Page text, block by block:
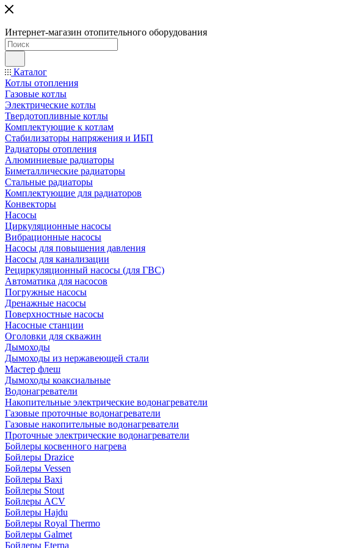
Интернет-магазин отопительного оборудования
Каталог
Котлы отопления
Газовые котлы
Электрические котлы
Твердотопливные котлы
Комплектующие к котлам
Стабилизаторы напряжения и ИБП
Радиаторы отопления
Алюминиевые радиаторы
Биметаллические радиаторы
Стальные радиаторы
Комплектующие для радиаторов
Конвекторы
Насосы
Циркуляционные насосы
Вибрационные насосы
Насосы для повышения давления
Насосы для канализации
Рециркуляционный насосы (для ГВС)
Автоматика для насосов
Погружные насосы
Дренажные насосы
Поверхностные насосы
Насосные станции
Оголовки для скважин
Дымоходы
Дымоходы из нержавеющей стали
Мастер флеш
Дымоходы коаксиальные
Водонагреватели
Накопительные электрические водонагреватели
Газовые проточные водонагреватели
Газовые накопительные водонагреватели
Проточные электрические водонагреватели
Бойлеры косвенного нагрева
Бойлеры Drazice
Бойлеры Vessen
Бойлеры Baxi
Бойлеры Stout
Бойлеры ACV
Бойлеры Hajdu
Бойлеры Royal Thermo
Бойлеры Galmet
Бойлеры Eterna